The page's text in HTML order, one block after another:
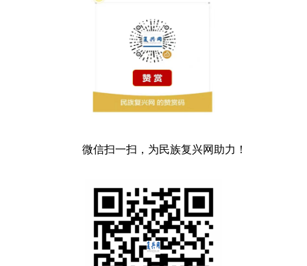
微信扫一扫，为民族复兴网助力！